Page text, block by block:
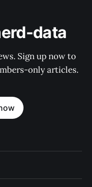
data
Sign up now to
only articles.